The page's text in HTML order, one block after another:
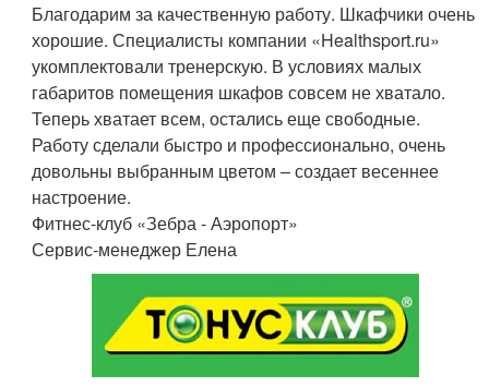
Благодарим за качественную работу. Шкафчики очень
хорошие. Специалисты компании «Healthsport.ru»
укомплектовали тренерскую. В условиях малых
габаритов помещения шкафов совсем не хватало.
Теперь хватает всем, остались еще свободные.
Работу сделали быстро и профессионально, очень
довольны выбранным цветом – создает весеннее
настроение.
Фитнес-клуб «Зебра - Аэропорт»
Сервис-менеджер Елена